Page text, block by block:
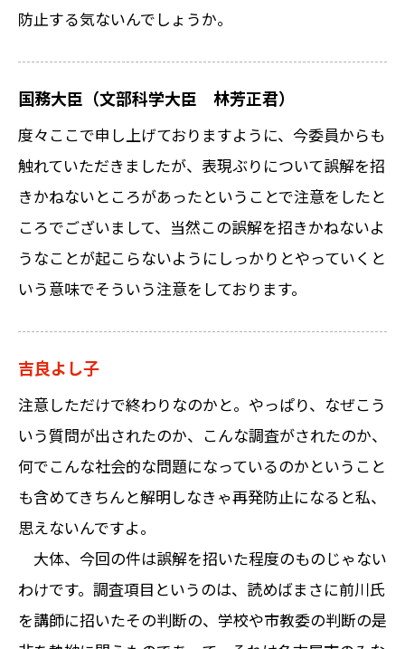
防止する気ないんでしょうか。
国務大臣（文部科学大臣 林芳正君）
度々ここで申し上げておりますように、今委員からも
触れていただきましたが、表現ぶりについて誤解を招
きかねないところがあったということで注意をしたと
ころでございまして、当然この誤解を招きかねないよ
うなことが起こらないようにしっかりとやっていくと
いう意味でそういう注意をしております。
吉良よし子
注意しただけで終わりなのかと。やっぱり、なぜこう
いう質問が出されたのか、こんな調査がされたのか、
何でこんな社会的な問題になっているのかということ
も含めてきちんと解明しなきゃ再発防止になると私、
思えないんですよ。
大体、今回の件は誤解を招いた程度のものじゃない
わけです。調査項目というのは、読めばまさに前川氏
を講師に招いたその判断の、学校や市教委の判断の是